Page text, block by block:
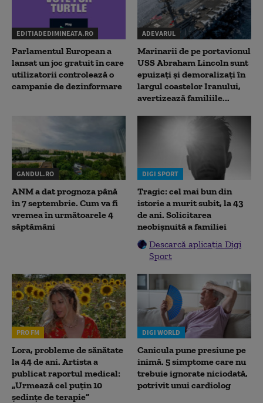
EDITIADEDIMINEATA.RO
Parlamentul European a
lansat un joc gratuit în care
utilizatorii controlează o
campanie de dezinformare
ADEVARUL
Marinarii de pe portavionul
USS Abraham Lincoln sunt
epuizați și demoralizați în
largul coastelor Iranului,
avertizează familiile...
GANDUL.RO
ANM a dat prognoza până
în 7 septembrie. Cum va fi
vremea în următoarele 4
săptămâni
DIGI SPORT
Tragic: cel mai bun din
istorie a murit subit, la 43
de ani. Solicitarea
neobișnuită a familiei
Descarcă aplicația Digi
Sport
PRO FM
Lora, probleme de sănătate
la 44 de ani. Artista a
publicat raportul medical:
„Urmează cel puțin 10
ședințe de terapie”
DIGI WORLD
Canicula pune presiune pe
inimă. 5 simptome care nu
trebuie ignorate niciodată,
potrivit unui cardiolog